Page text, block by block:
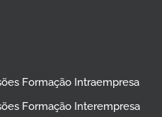
Formação Intraempresa
Formação Interempresa